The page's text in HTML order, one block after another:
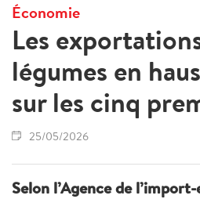
Économie
Les
légumes en
sur les cinq
25/05/2026
Selon l’Agence de